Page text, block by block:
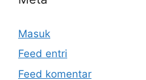
Masuk
Feed entri
Feed komentar